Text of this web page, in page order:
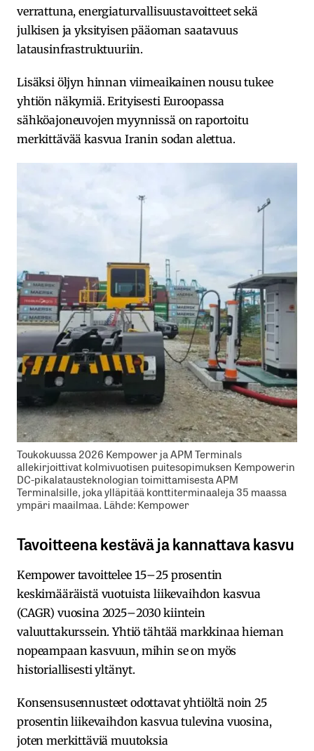
verrattuna, energiaturvallisuustavoitteet sekä
julkisen ja yksityisen pääoman saatavuus
latausinfrastruktuuriin.
Lisäksi öljyn hinnan viimeaikainen nousu tukee
yhtiön näkymiä. Erityisesti Euroopassa
sähköajoneuvojen myynnissä on raportoitu
merkittävää kasvua Iranin sodan alettua.
Toukokuussa 2026 Kempower ja APM Terminals
allekirjoittivat kolmivuotisen puitesopimuksen Kempowerin
DC-pikalatausteknologian toimittamisesta APM
Terminalsille, joka ylläpitää konttiterminaaleja 35 maassa
ympäri maailmaa. Lähde: Kempower
Tavoitteena kestävä ja kannattava kasvu
Kempower tavoittelee 15–25 prosentin
keskimääräistä vuotuista liikevaihdon kasvua
(CAGR) vuosina 2025–2030 kiintein
valuuttakurssein. Yhtiö tähtää markkinaa hieman
nopeampaan kasvuun, mihin se on myös
historiallisesti yltänyt.
Konsensusennusteet odottavat yhtiöltä noin 25
prosentin liikevaihdon kasvua tulevina vuosina,
joten merkittäviä muutoksia